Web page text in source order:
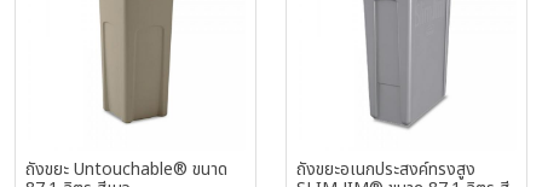
ถังขยะ Untouchable® ขนาด ถังขยะอเนกประสงค์ทรงสูง